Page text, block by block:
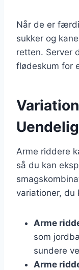
Når de er
sukker og
retten. Server
flødeskum for
Arme riddere
så du kan
variationer, du
Arme
som
sundere
Arme